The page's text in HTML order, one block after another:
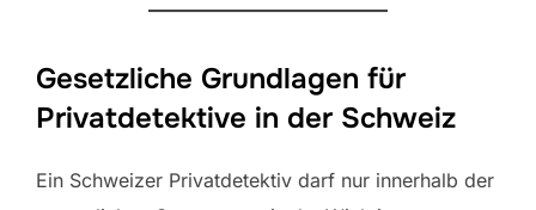
Gesetzliche Grundlagen für
Privatdetektive in der Schweiz
Ein Schweizer Privatdetektiv darf nur innerhalb der